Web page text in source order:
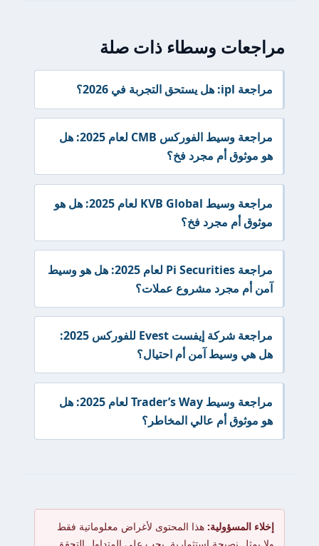
مراجعات وسطاء ذات صلة
مراجعة ipl: هل يستحق التجربة في 2026؟
مراجعة وسيط الفوركس CMB لعام 2025: هل
هو موثوق أم مجرد فخ؟
مراجعة وسيط KVB Global لعام 2025: هل هو
موثوق أم مجرد فخ؟
مراجعة Pi Securities لعام 2025: هل هو وسيط
آمن أم مجرد مشروع عملات؟
مراجعة شركة إيفست Evest للفوركس 2025:
هل هي وسيط آمن أم احتيال؟
مراجعة وسيط Trader’s Way لعام 2025: هل
هو موثوق أم عالي المخاطر؟
إخلاء المسؤولية: هذا المحتوى لأغراض معلوماتية فقط